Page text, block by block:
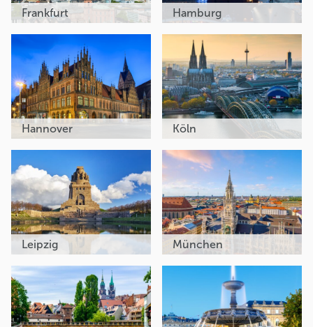
Frankfurt Hamburg
Hannover Köln
Leipzig München